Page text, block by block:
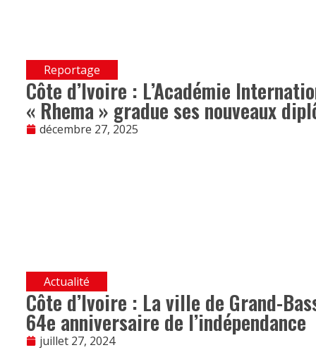
Reportage
Côte d’Ivoire : L’Académie
« Rhema » gradue ses nouveaux
décembre 27, 2025
Actualité
Côte d’Ivoire : La ville de Grand-
64e anniversaire de l’indépendance
juillet 27, 2024